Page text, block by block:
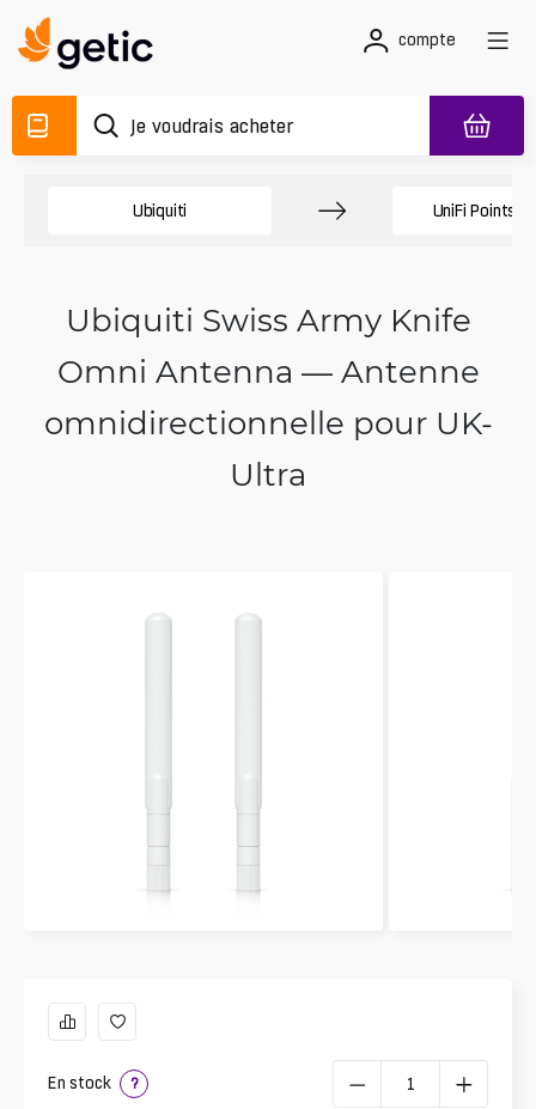
compte
Ubiquiti UniFi Points
Ubiquiti Swiss Army Knife
Omni Antenna — Antenne
omnidirectionnelle pour UK-
Ultra
En stock ?